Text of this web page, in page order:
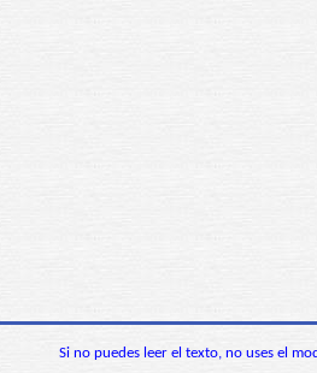
Si no puedes leer el texto, no uses el